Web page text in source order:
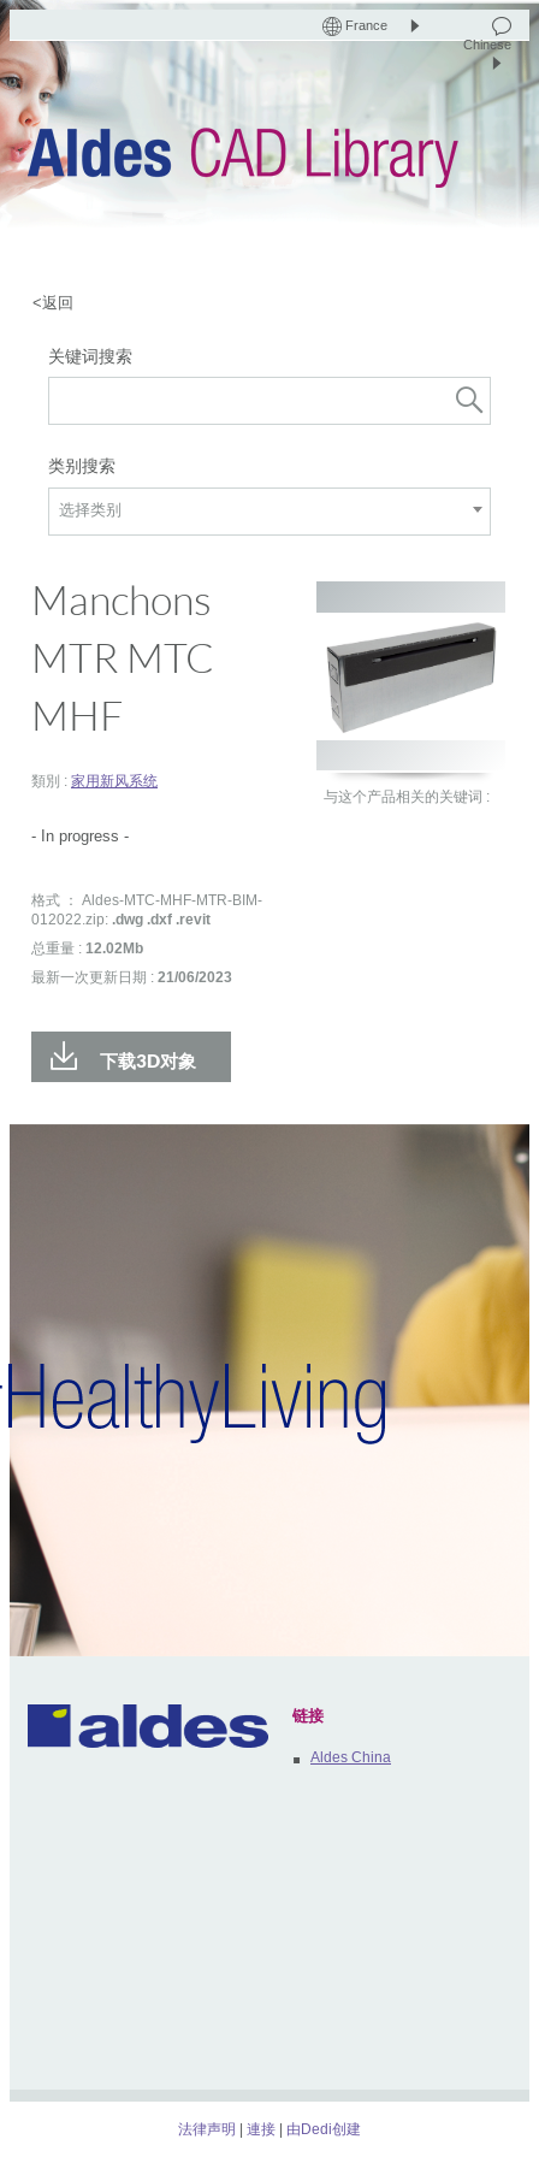
France
Chinese
<返回
关键词搜索
类别搜索
选择类别
Manchons
MTR MTC
MHF
類別 : 家用新风系统
- In progress -
格式 ： Aldes-MTC-MHF-MTR-BIM-
012022.zip: .dwg .dxf .revit
总重量 : 12.02Mb
最新一次更新日期 : 21/06/2023
下载3D对象
与这个产品相关的关键词 :
链接
Aldes China
法律声明 連接 由Dedi创建